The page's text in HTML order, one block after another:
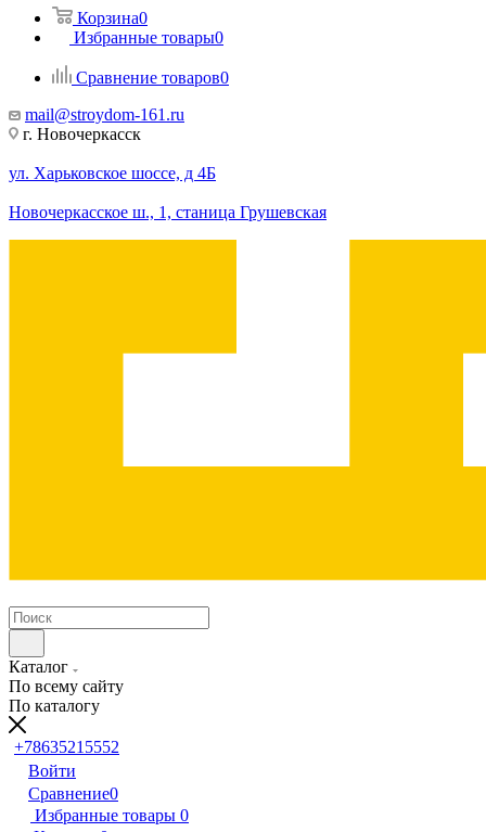
Корзина0
Избранные товары0
Сравнение товаров0
mail@stroydom-161.ru
г. Новочеркасск
ул. Харьковское шоссе, д 4Б
Новочеркасское ш., 1, станица Грушевская
Каталог
По всему сайту
По каталогу
+78635215552
Войти
Сравнение0
Избранные товары 0